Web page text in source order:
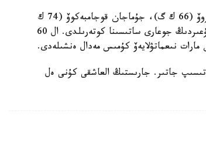
سايىستىڭ ەكىنشى كۇنى بەكحان تولەپوۆ (55 ك گ)، نۇر امانشۇقىروۆ (66 ك گ)، جۇماجان قوجامبەكوۆ (74 ك
گ)، راۋزا نۇرماحامەتوۆا (55 ك گ) مەن زارينا زاريپوۆا (65 ك گ) تۇعىردىڭ جوعارى ساتىسىنا كوتەرىلدى. ال 60
نىعماتۋلايەۆ كۇمىس مەدال ەنشىلەدى.
چەمپيوناتقا الەمنىڭ 40 ەلىنەن 350 بالۋان قاتىسىپ جاتىر. جارىستىڭ العاشقى كۇنى ەل